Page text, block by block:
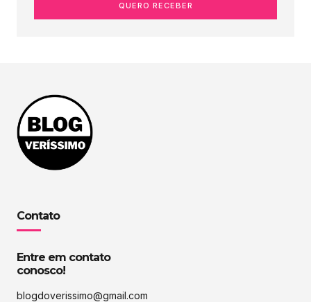
QUERO RECEBER
Contato
Entre em contato
conosco!
blogdoverissimo@gmail.com